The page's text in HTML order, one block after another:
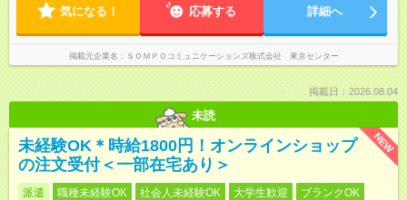
です
気になる！ 応募する 詳細へ
掲載元企業名 ＳＯＭＰＯコミュニケーションズ株式会社 東京センター
掲載日：2026.08.04
未読
NEW
未経験OK＊時給1800円！オンラインショップ
の注文受付＜一部在宅あり＞
派遣 職種未経験OK 社会人未経験OK 大学生歓迎
ブランクOK